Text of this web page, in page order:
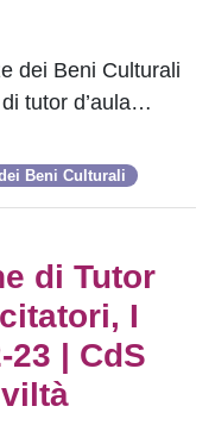
dei Beni Culturali
tutor d’aula…
Beni Culturali
di Tutor
I
23 | CdS